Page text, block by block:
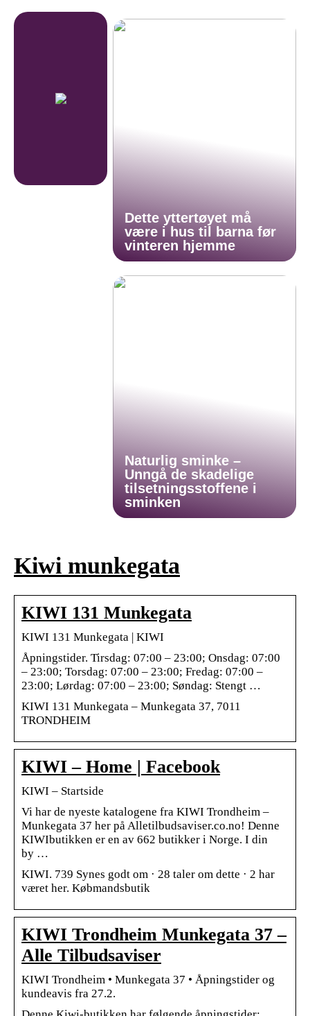
Dette yttertøyet må
være i hus til barna før
vinteren hjemme
Naturlig sminke –
Unngå de skadelige
tilsetningsstoffene i
sminken
Kiwi munkegata
KIWI 131 Munkegata
KIWI 131 Munkegata | KIWI
Åpningstider. Tirsdag: 07:00 – 23:00; Onsdag: 07:00
– 23:00; Torsdag: 07:00 – 23:00; Fredag: 07:00 –
23:00; Lørdag: 07:00 – 23:00; Søndag: Stengt …
KIWI 131 Munkegata – Munkegata 37, 7011
TRONDHEIM
KIWI – Home | Facebook
KIWI – Startside
Vi har de nyeste katalogene fra KIWI Trondheim –
Munkegata 37 her på Alletilbudsaviser.co.no! Denne
KIWIbutikken er en av 662 butikker i Norge. I din
by …
KIWI. 739 Synes godt om · 28 taler om dette · 2 har
været her. Købmandsbutik
KIWI Trondheim Munkegata 37 –
Alle Tilbudsaviser
KIWI Trondheim • Munkegata 37 • Åpningstider og
kundeavis fra 27.2.